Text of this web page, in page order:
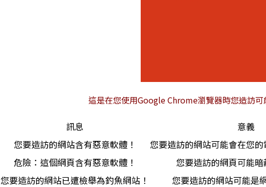
這是在您使用Google Chrome瀏覽器時您造訪
訊息
意義
您要造訪的網站含有惡意軟體！
您要造訪的網站可能會在您的
危險：這個網頁含有惡意軟體！
您要造訪的網頁可能暗
您要造訪的網站已遭檢舉為釣魚網站！
您要造訪的網站可能是